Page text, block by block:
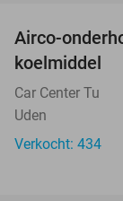
Airco-
koelmiddel
Car Center Tu
Uden
Verkocht: 434